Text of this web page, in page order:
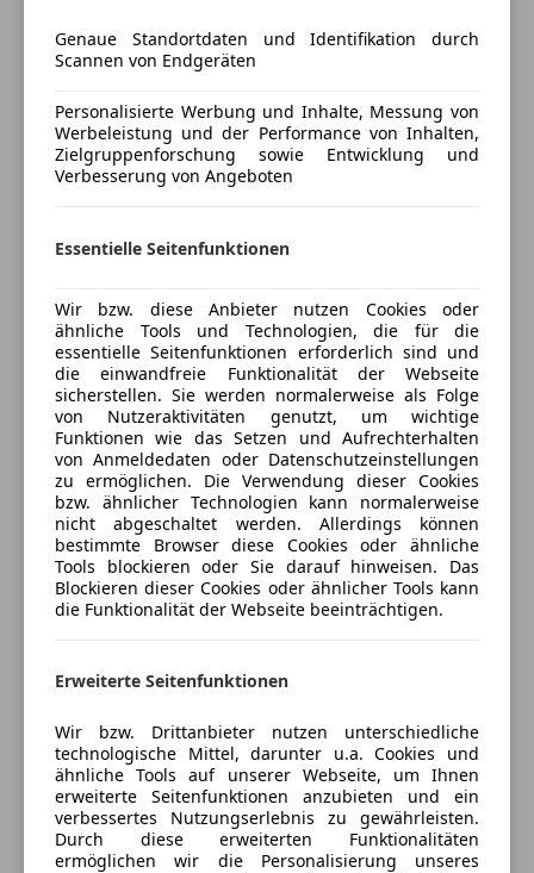
Android Auto
Bordcomputer
Freisprecheinrichtung
Radio
Sicherheit
Beifahrerairbag
ESP
Fahrerairbag
Nebelscheinwerfer
Seitenairbag
Servolenkung
Wegfahrsperre
Zentralverriegelung
Zentralverriegelung mit Funkfernbedienung
Extras
Alufelgen
Pickerl leider nicht gültig und das Auto ist abgmeldet
von der Versicherung.
Ölkühler wurde gewechselt, Zundspulen, Zündkerzen
sind nicht allzu alt, Luftmassenmesser, Lambdasonde
wurde gewechselt.
den Motor und die Abgaswerte sind nicht genau
Ein Jahr ohne Probleme durchgefahren.
Gerne einen Sammler oder eine Sammlerin denn das
auto braucht momentan ganz viel liebe und es wird
wieder glänzen.
Mehr anzeigen
Versicherungsschutz an Ihre Bedürfnisse
anpassen
Freischaden-Gutschein ab Stufe 0
Auto einfach online versichern & Rabatt holen
Jetzt berechnen
1090 Wien, AT
Kontakt
Anbieter kontaktieren
Genaue Standortdaten und Identifikation durch
Scannen von Endgeräten
Personalisierte Werbung und Inhalte, Messung von
Werbeleistung und der Performance von Inhalten,
Zielgruppenforschung sowie Entwicklung und
Verbesserung von Angeboten
Essentielle Seitenfunktionen
Wir bzw. diese Anbieter nutzen Cookies oder
ähnliche Tools und Technologien, die für die
essentielle Seitenfunktionen erforderlich sind und
die einwandfreie Funktionalität der Webseite
sicherstellen. Sie werden normalerweise als Folge
von Nutzeraktivitäten genutzt, um wichtige
Funktionen wie das Setzen und Aufrechterhalten
von Anmeldedaten oder Datenschutzeinstellungen
zu ermöglichen. Die Verwendung dieser Cookies
bzw. ähnlicher Technologien kann normalerweise
nicht abgeschaltet werden. Allerdings können
bestimmte Browser diese Cookies oder ähnliche
Tools blockieren oder Sie darauf hinweisen. Das
Blockieren dieser Cookies oder ähnlicher Tools kann
die Funktionalität der Webseite beeinträchtigen.
Erweiterte Seitenfunktionen
Wir bzw. Drittanbieter nutzen unterschiedliche
technologische Mittel, darunter u.a. Cookies und
ähnliche Tools auf unserer Webseite, um Ihnen
erweiterte Seitenfunktionen anzubieten und ein
verbessertes Nutzungserlebnis zu gewährleisten.
Durch diese erweiterten Funktionalitäten
ermöglichen wir die Personalisierung unseres